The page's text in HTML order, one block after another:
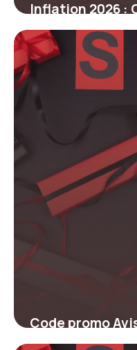
Inflation 2026 :
vos économies
prix
5 mars 2026
Code promo
5 mars 2026